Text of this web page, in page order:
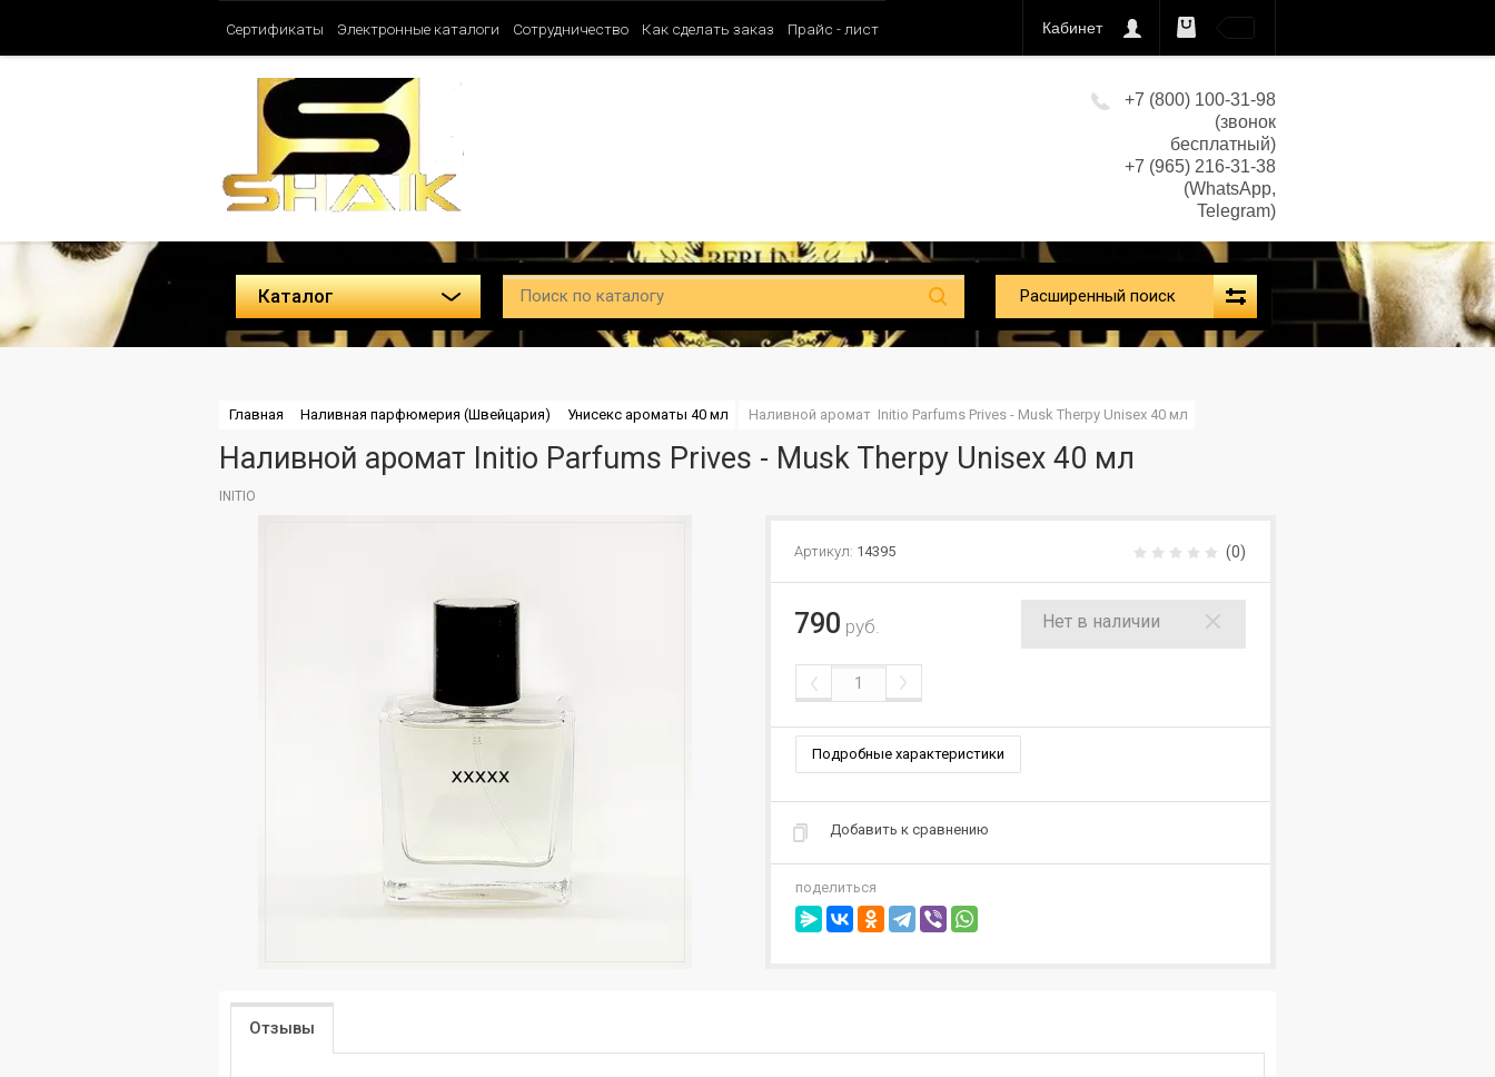
Кабинет
Сертификаты Электронные каталоги Сотрудничество Как сделать заказ Прайс - лист
Таблица ароматов SHAIK (Женские)
Политика конфиденциальности
+7 (800) 100-31-98
(звонок
бесплатный)
+7 (965) 216-31-38
(WhatsApp,
Telegram)
Каталог Расширенный поиск
Главная Наливная парфюмерия (Швейцария) Унисекс ароматы 40 мл Наливной аромат  Initio Parfums Prives - Musk Therpy Unisex 40 мл
Наливной аромат Initio Parfums Prives - Musk Therpy Unisex 40 мл
INITIO
Артикул: 14395 (0)
790 руб. Нет в наличии
Подробные характеристики
Добавить к сравнению
поделиться
Отзывы